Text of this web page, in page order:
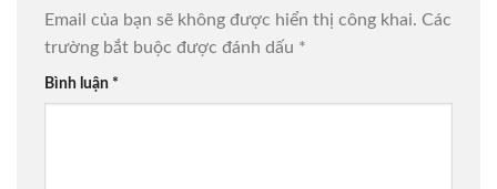
Email của bạn sẽ không được hiển thị công khai. Các
trường bắt buộc được đánh dấu *
Bình luận *